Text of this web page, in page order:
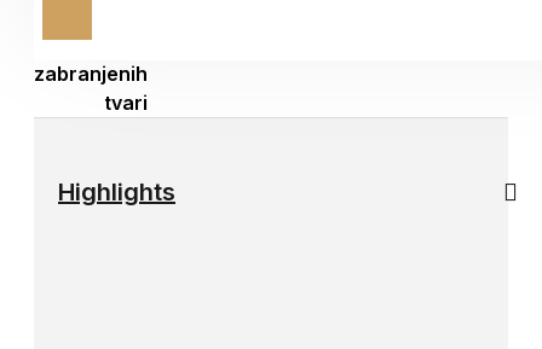
Highlights